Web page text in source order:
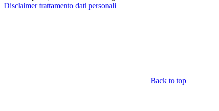
Disclaimer trattamento dati personali
Back to top